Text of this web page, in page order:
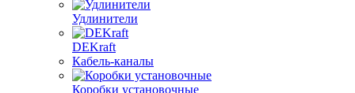
Удлинители
DEKraft
Кабель-каналы
Коробки установочные